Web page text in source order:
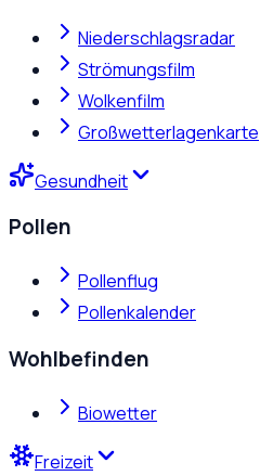
Niederschlagsradar
Strömungsfilm
Wolkenfilm
Großwetterlagenkarte
Gesundheit
Pollen
Pollenflug
Pollenkalender
Wohlbefinden
Biowetter
Freizeit